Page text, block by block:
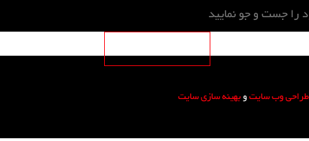
طراحی وب سایتوبهینه سازی سایت